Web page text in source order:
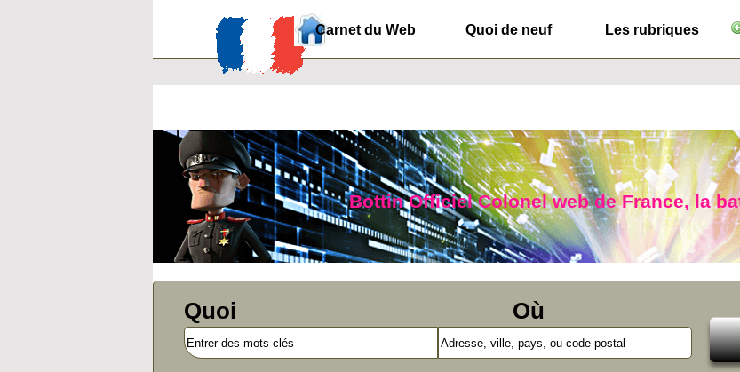
Carnet du Web Quoi de neuf Les rubriques
Bottin Officiel Colonel web de France, la
Quoi Où